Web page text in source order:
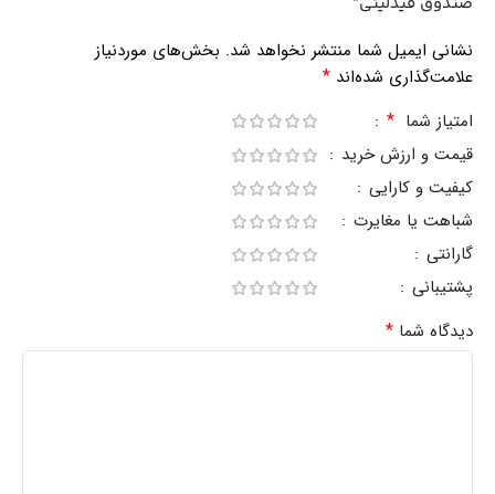
نشانی ایمیل شما منتشر نخواهد شد. بخش‌های موردنیاز
علامت‌گذاری شده‌اند *
امتیاز شما *
قیمت و ارزش خرید
کیفیت و کارایی
شباهت یا مغایرت
گارانتی
پشتیبانی
دیدگاه شما *